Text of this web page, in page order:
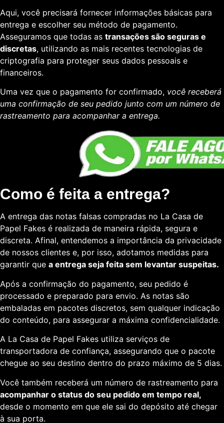
Aqui, você precisará fornecer informações básicas para
entrega e escolher seu método de pagamento.
Asseguramos que todas as transações são seguras e
discretas, utilizando as mais recentes tecnologias de
criptografia para proteger seus dados pessoais e
financeiros.
Uma vez que o pagamento for confirmado, você receberá
uma confirmação de seu pedido junto com um número de
rastreamento para acompanhar a entrega.
Como é feita a entrega?
A entrega das notas falsas compradas no La Casa de
Papel Fakes é realizada de maneira rápida, segura e
discreta. Afinal, entendemos a importância da privacidade
de nossos clientes e, por isso, adotamos medidas para
garantir que a entrega seja feita sem levantar suspeitas.
Após a confirmação do pagamento, seu pedido é
processado e preparado para envio. As notas são
embaladas em pacotes discretos, sem qualquer indicação
do conteúdo, para assegurar a máxima confidencialidade.
A La Casa de Papel Fakes utiliza serviços de
transportadora de confiança, assegurando que o pacote
chegue ao seu destino dentro do prazo máximo de 5 dias.
Você também receberá um número de rastreamento para
acompanhar o status do seu pedido em tempo real,
desde o momento em que ele sai do depósito até chegar
à sua porta.